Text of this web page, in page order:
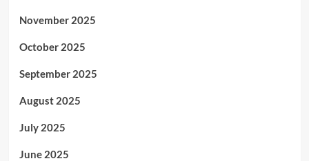
November 2025
October 2025
September 2025
August 2025
July 2025
June 2025